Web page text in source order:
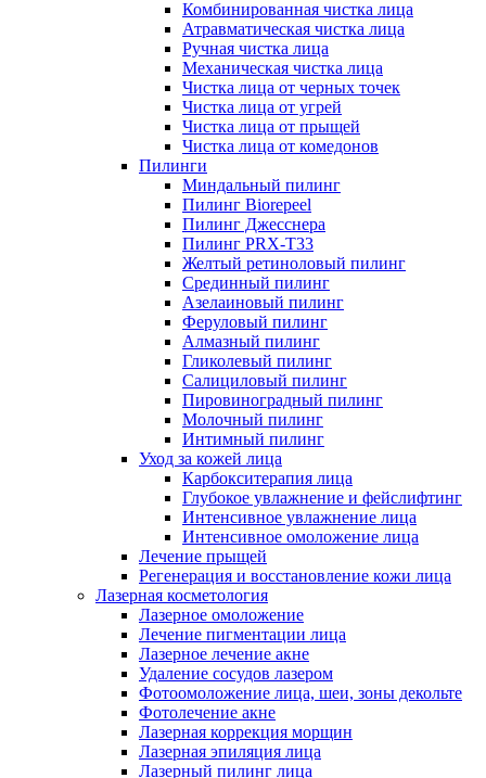
Комбинированная чистка лица
Атравматическая чистка лица
Ручная чистка лица
Механическая чистка лица
Чистка лица от черных точек
Чистка лица от угрей
Чистка лица от прыщей
Чистка лица от комедонов
Пилинги
Миндальный пилинг
Пилинг Biorepeel
Пилинг Джесснера
Пилинг PRX-T33
Желтый ретиноловый пилинг
Срединный пилинг
Азелаиновый пилинг
Феруловый пилинг
Алмазный пилинг
Гликолевый пилинг
Салициловый пилинг
Пировиноградный пилинг
Молочный пилинг
Интимный пилинг
Уход за кожей лица
Карбокситерапия лица
Глубокое увлажнение и фейслифтинг
Интенсивное увлажнение лица
Интенсивное омоложение лица
Лечение прыщей
Регенерация и восстановление кожи лица
Лазерная косметология
Лазерное омоложение
Лечение пигментации лица
Лазерное лечение акне
Удаление сосудов лазером
Фотоомоложение лица, шеи, зоны декольте
Фотолечение акне
Лазерная коррекция морщин
Лазерная эпиляция лица
Лазерный пилинг лица